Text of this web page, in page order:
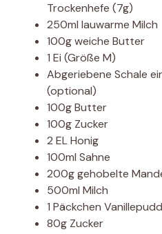
Trockenhefe (7g)
250ml lauwarme Milch
100g weiche Butter
1 Ei (Größe M)
Abgeriebene Schale
(optional)
100g Butter
100g Zucker
2 EL Honig
100ml Sahne
200g gehobelte
500ml Milch
1 Päckchen
80g Zucker